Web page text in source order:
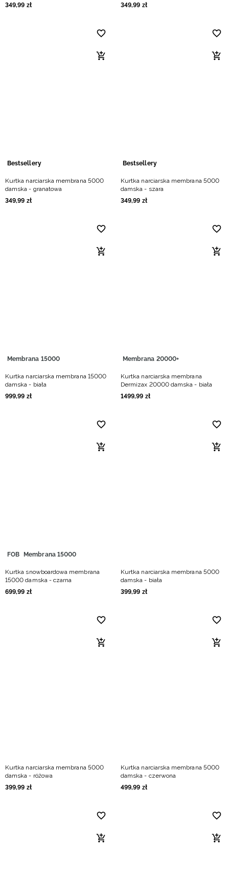
349,99 zł
349,99 zł
Bestsellery
Kurtka narciarska membrana 5000
damska - granatowa
349,99 zł
Bestsellery
Kurtka narciarska membrana 5000
damska - szara
349,99 zł
Membrana 15000
Kurtka narciarska membrana 15000
damska - biała
999,99 zł
Membrana 20000+
Kurtka narciarska membrana
Dermizax 20000 damska - biała
1499,99 zł
FOB Membrana 15000
Kurtka snowboardowa membrana
15000 damska - czarna
699,99 zł
Kurtka narciarska membrana 5000
damska - biała
399,99 zł
Kurtka narciarska membrana 5000
damska - różowa
399,99 zł
Kurtka narciarska membrana 5000
damska - czerwona
499,99 zł